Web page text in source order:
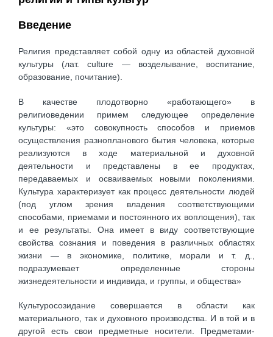
Введение
Религия представляет собой одну из областей духовной
культуры (лат. culture — возделывание, воспитание,
образование, почитание).
В качестве плодотворно «работающего» в
религиоведении примем следующее определение
культуры: «это совокупность способов и приемов
осуществления разнопланового бытия человека, которые
реализуются в ходе материальной и духовной
деятельности и представлены в ее продуктах,
передаваемых и осваиваемых новыми поколениями.
Культура характеризует как процесс деятельности людей
(под углом зрения владения соответствующими
способами, приемами и постоянного их воплощения), так
и ее результаты. Она имеет в виду соответствующие
свойства сознания и поведения в различных областях
жизни — в экономике, политике, морали и т. д.,
подразумевает определенные стороны
жизнедеятельности и индивида, и группы, и общества»
Культуросозидание совершается в области как
материального, так и духовного производства. И в той и в
другой есть свои предметные носители. Предметами-